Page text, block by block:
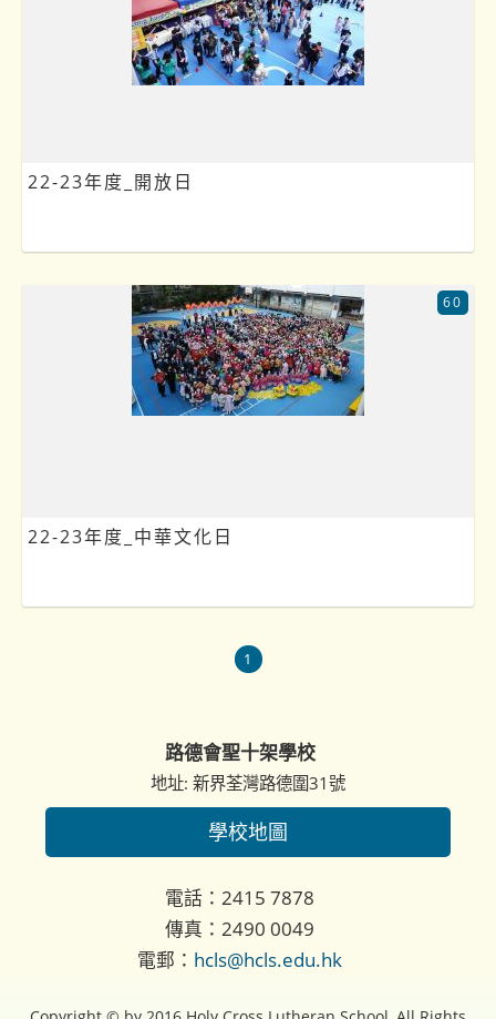
22-23年度_開放日
22-23年度_中華文化日
60
1
路德會聖十架學校
地址: 新界荃灣路德圍31號
學校地圖
電話：2415 7878
傳真：2490 0049
電郵： hcls@hcls.edu.hk